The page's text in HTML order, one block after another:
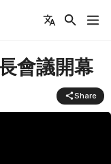
會議開幕
Share